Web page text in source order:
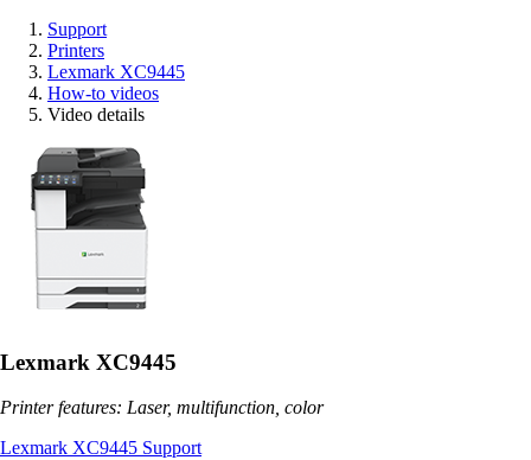
Support
Printers
Lexmark XC9445
How-to videos
Video details
Lexmark XC9445
Printer features: Laser, multifunction, color
Lexmark XC9445 Support